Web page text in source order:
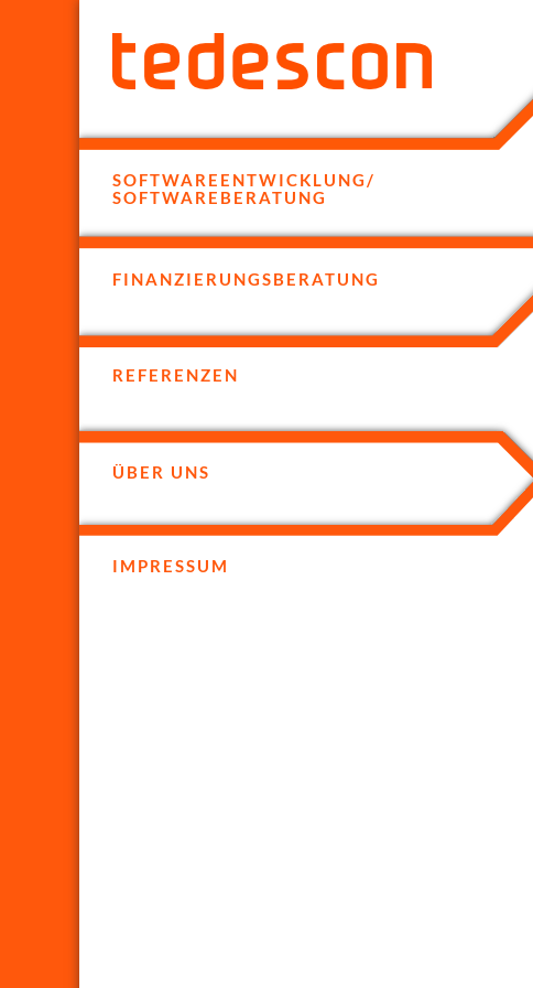
SOFTWAREENTWICKLUNG/
SOFTWAREBERATUNG
FINANZIERUNGSBERATUNG
REFERENZEN
ÜBER UNS
IMPRESSUM